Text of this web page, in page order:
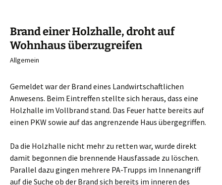
Brand einer Holzhalle, droht auf
Wohnhaus überzugreifen
Allgemein
Gemeldet war der Brand eines Landwirtschaftlichen
Anwesens. Beim Eintreffen stellte sich heraus, dass eine
Holzhalle im Vollbrand stand. Das Feuer hatte bereits auf
einen PKW sowie auf das angrenzende Haus übergegriffen.
Da die Holzhalle nicht mehr zu retten war, wurde direkt
damit begonnen die brennende Hausfassade zu löschen.
Parallel dazu gingen mehrere PA-Trupps im Innenangriff
auf die Suche ob der Brand sich bereits im inneren des